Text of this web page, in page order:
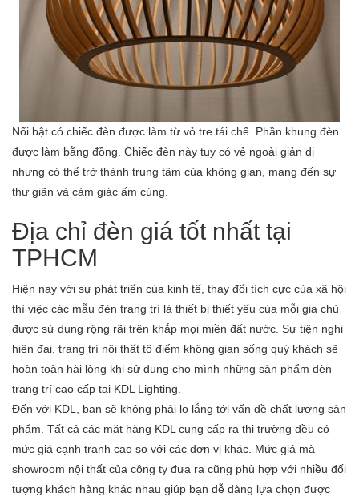
Nổi bật có chiếc đèn được làm từ vỏ tre tái chế. Phần khung đèn
được làm bằng đồng. Chiếc đèn này tuy có vẻ ngoài giản dị
nhưng có thể trở thành trung tâm của không gian, mang đến sự
thư giãn và cảm giác ấm cúng.
Địa chỉ đèn giá tốt nhất tại
TPHCM
Hiện nay với sự phát triển của kinh tế, thay đổi tích cực của xã hội
thì việc các mẫu đèn trang trí là thiết bị thiết yếu của mỗi gia chủ
được sử dụng rộng rãi trên khắp mọi miền đất nước. Sự tiện nghi
hiện đại, trang trí nội thất tô điểm không gian sống quý khách sẽ
hoàn toàn hài lòng khi sử dụng cho mình những sản phẩm đèn
trang trí cao cấp tại KDL Lighting.
Đến với KDL, bạn sẽ không phải lo lắng tới vấn đề chất lượng sản
phẩm. Tất cả các mặt hàng KDL cung cấp ra thị trường đều có
mức giá cạnh tranh cao so với các đơn vị khác. Mức giá mà
showroom nội thất của công ty đưa ra cũng phù hợp với nhiều đối
tượng khách hàng khác nhau giúp bạn dễ dàng lựa chọn được